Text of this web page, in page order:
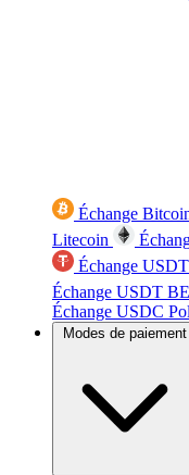
Échange
Litecoin
Échange
Échange USDT
Échange USDC
Modes de paiement